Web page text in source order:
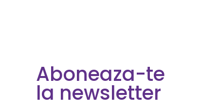
Aboneaza-te
la newsletter